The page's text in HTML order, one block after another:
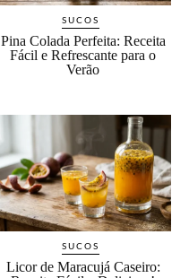
SUCOS
Pina Colada Perfeita: Receita
Fácil e Refrescante para o
Verão
SUCOS
Licor de Maracujá Caseiro: